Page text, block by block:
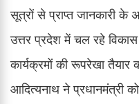
सूत्रों से प्राप्त जानकारी
उत्तर प्रदेश में चल रहे विकास
कार्यक्रमों की रूपरेखा तैयार
आदित्यनाथ ने प्रधानमंत्री को